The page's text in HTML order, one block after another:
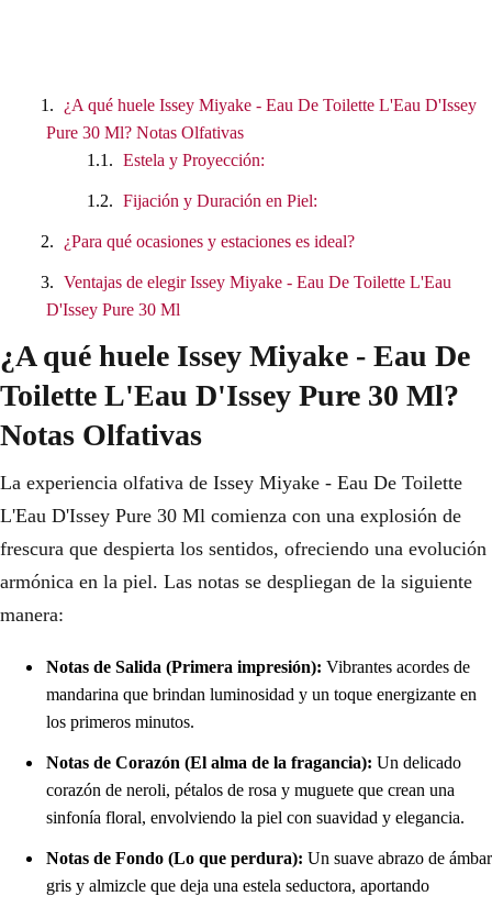
¿A qué huele Issey Miyake - Eau De Toilette L'Eau D'Issey
Pure 30 Ml? Notas Olfativas
Estela y Proyección:
Fijación y Duración en Piel:
¿Para qué ocasiones y estaciones es ideal?
Ventajas de elegir Issey Miyake - Eau De Toilette L'Eau
D'Issey Pure 30 Ml
¿A qué huele Issey Miyake - Eau De
Toilette L'Eau D'Issey Pure 30 Ml?
Notas Olfativas
La experiencia olfativa de Issey Miyake - Eau De Toilette
L'Eau D'Issey Pure 30 Ml comienza con una explosión de
frescura que despierta los sentidos, ofreciendo una evolución
armónica en la piel. Las notas se despliegan de la siguiente
manera:
Notas de Salida (Primera impresión): Vibrantes acordes de
mandarina que brindan luminosidad y un toque energizante en
los primeros minutos.
Notas de Corazón (El alma de la fragancia): Un delicado
corazón de neroli, pétalos de rosa y muguete que crean una
sinfonía floral, envolviendo la piel con suavidad y elegancia.
Notas de Fondo (Lo que perdura): Un suave abrazo de ámbar
gris y almizcle que deja una estela seductora, aportando